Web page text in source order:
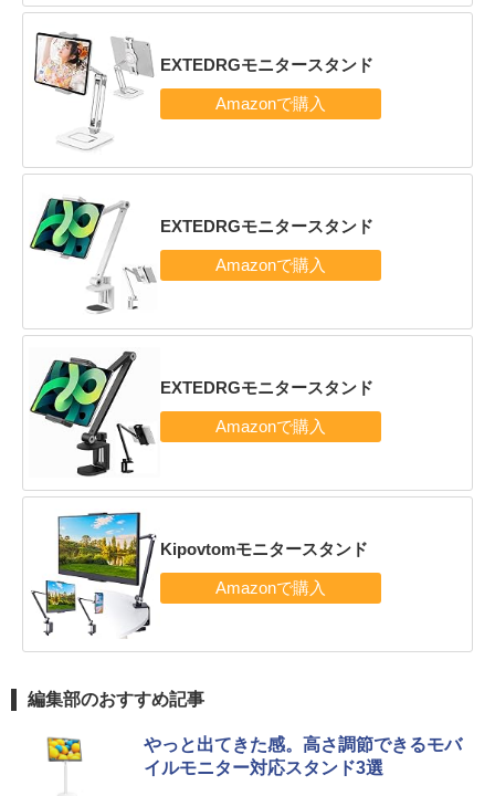
EXTEDRGモニタースタンド
EXTEDRGモニタースタンド
EXTEDRGモニタースタンド
Kipovtomモニタースタンド
編集部のおすすめ記事
やっと出てきた感。高さ調節できるモバ
イルモニター対応スタンド3選